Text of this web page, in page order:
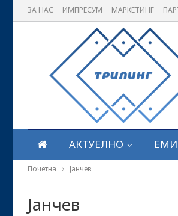
ЗА НАС ИМПРЕСУМ МАРКЕТИНГ
АКТУЕЛНО
Почетна Јанчев
Јанчев